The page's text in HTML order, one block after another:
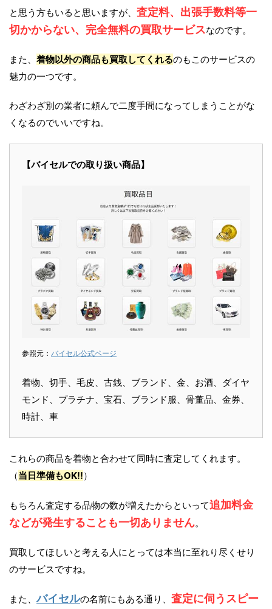
と思う方もいると思いますが、 査定料、出張手数料等一
切かからない、完全無料の買取サービスなのです。
また、 着物以外の商品も買取してくれるのもこのサービスの
魅力の一つです。
わざわざ別の業者に頼んで二度手間になってしまうことがな
くなるのでいいですね。
【バイセルでの取り扱い商品】
参照元： バイセル公式ページ
着物、切手、毛皮、古銭、ブランド、金、お酒、ダイヤ
モンド、プラチナ、宝石、ブランド服、骨董品、金券、
時計、車
これらの商品を着物と合わせて同時に査定してくれます。
（当日準備もOK!!）
もちろん査定する品物の数が増えたからといって追加料金
などが発生することも一切ありません。
買取してほしいと考える人にとっては本当に至れり尽くせり
のサービスですね。
また、バイセルの名前にもある通り、 査定に伺うスピー